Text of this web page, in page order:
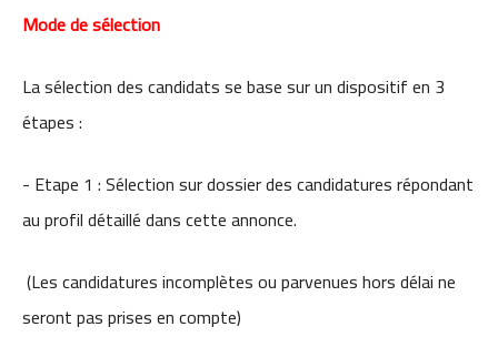
Mode de sélection
La sélection des candidats se base sur un dispositif en 3
étapes :
- Etape 1 : Sélection sur dossier des candidatures répondant
au profil détaillé dans cette annonce.
(Les candidatures incomplètes ou parvenues hors délai ne
seront pas prises en compte)